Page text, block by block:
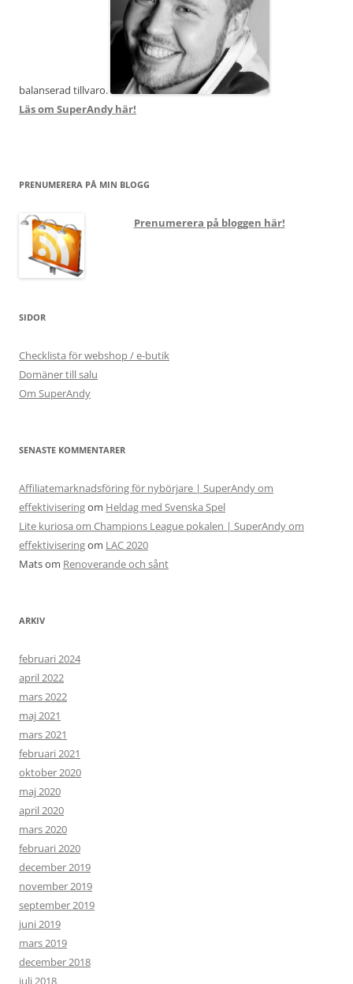
balanserad tillvaro.
Läs om SuperAndy här!
PRENUMERERA PÅ MIN BLOGG
Prenumerera på bloggen här!
SIDOR
Checklista för webshop / e-butik
Domäner till salu
Om SuperAndy
SENASTE KOMMENTARER
Affiliatemarknadsföring för nybörjare | SuperAndy om
effektiviseringom Heldag med Svenska Spel
Lite kuriosa om Champions League pokalen | SuperAndy om
effektiviseringom LAC 2020
Matsom Renoverande och sånt
ARKIV
februari 2024
april 2022
mars 2022
maj 2021
mars 2021
februari 2021
oktober 2020
maj 2020
april 2020
mars 2020
februari 2020
december 2019
november 2019
september 2019
juni 2019
mars 2019
december 2018
juli 2018